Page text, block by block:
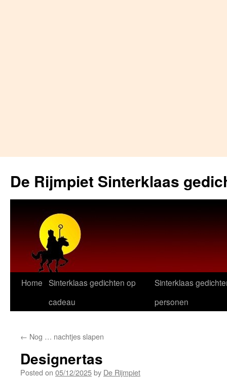
content
De Rijmpiet Sinterklaas
Home Sinterklaas gedichten op
cadeau
Sinterklaas
personen
← Nog … nachtjes slapen
Designertas
Posted on 05/12/2025by De Rijmpiet